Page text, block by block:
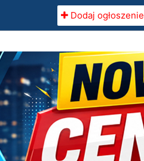
Dodaj ogłoszenie